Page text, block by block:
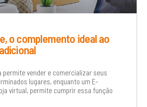
o complemento ideal ao
permite vender e comercializar seus
lugares, enquanto um E-
virtual, permite cumprir essa função